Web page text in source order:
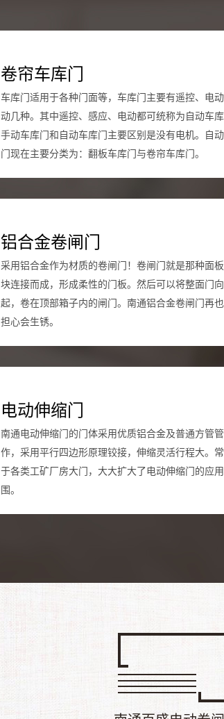
卷帘车库门
车库门适用于各种门面等，车库门主要有遥控、电
动几种。其中遥控、感应、电动都可统称为自动车库
手动车库门和自动车库门主要区别是没有电机。自
门现在主要分类为：翻板车库门与卷帘车库门。
铝合金卷闸门
采用铝合金作为材质的卷闸门！卷闸门就是那种面
块连接而成，形成柔性的门板。然后可以将整面门
起，卷在顶部箱子内的闸门。南通铝合金卷闸门再
担心会生锈。
电动伸缩门
南通电动伸缩门的门体采用优质铝合金及普通方管管
作，采用平行四边形原理铰接，伸缩灵活行程大。
于各类工矿厂房大门，大大扩大了电动伸缩门的应
围。